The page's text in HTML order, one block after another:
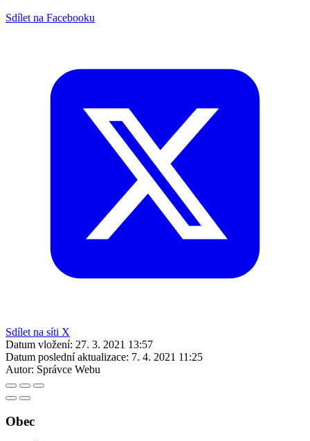
Sdílet na Facebooku
Sdílet na síti X
Datum vložení: 27. 3. 2021 13:57
Datum poslední aktualizace: 7. 4. 2021 11:25
Autor: Správce Webu
Obec